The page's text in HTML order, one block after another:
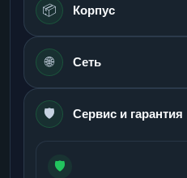
📦 Корпус
🌐 Сеть
🛡️ Сервис и гарантия
🛡️